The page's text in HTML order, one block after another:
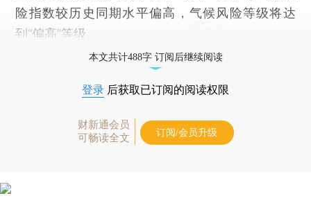
险指数较历史同期水平偏高，气候风险等级将达
到“偏高”等级。
本文共计488字 订阅后继续阅读
登录 后获取已订阅的阅读权限
财新通会员
可畅读全文
订阅/会员升级